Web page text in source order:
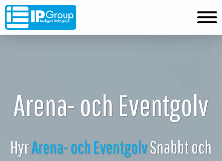
Arena- och Eventgolv
HyrArena- och EventgolvSnabbt och